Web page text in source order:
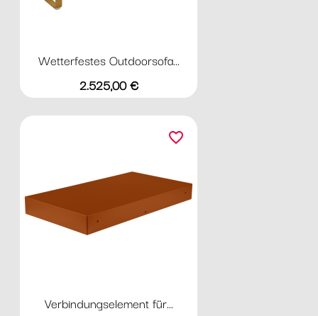
Wetterfestes Outdoorsofa...
Preis
2.525,00 €
Verbindungselement für...
favorite_border